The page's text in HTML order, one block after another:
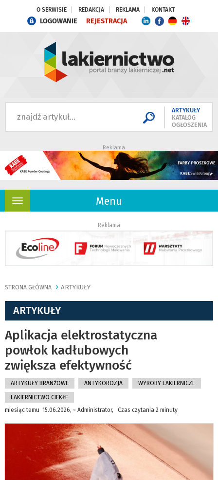
O SERWISIE REDAKCJA REKLAMA KONTAKT
LOGOWANIE REJESTRACJA
ARTYKUŁY
KATALOG
OGŁOSZENIA
Reklama
Menu
Rozwiń
Reklama
STRONA GŁÓWNA ARTYKUŁY
ARTYKUŁY
Aplikacja elektrostatyczna
powłok kadłubowych
zwiększa efektywność
ARTYKUŁY BRANŻOWE ANTYKOROZJA WYROBY LAKIERNICZE
LAKIERNICTWO CIEKŁE
miesiąc temu 15.06.2026, ~ Administrator, Czas czytania 2 minuty